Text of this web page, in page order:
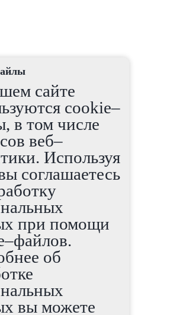
сайте
cookie–
в том числе
веб–
Используя
соглашаетесь
при помощи
об
вы можете